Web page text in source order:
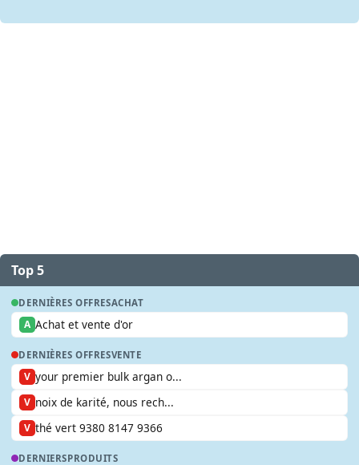
Top 5
DERNIÈRES OFFRESACHAT
A Achat et vente d'or
DERNIÈRES OFFRESVENTE
V your premier bulk argan o...
V noix de karité, nous rech...
V thé vert 9380 8147 9366
DERNIERSPRODUITS